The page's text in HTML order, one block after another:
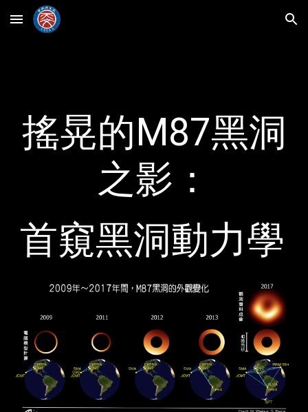
Skip to main content Skip to navigation
搖晃的M87黑洞
之影：
首窺黑洞動力學